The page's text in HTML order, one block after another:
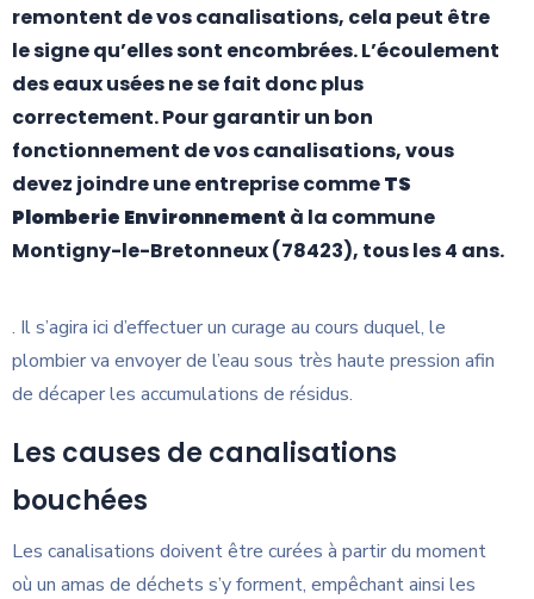
remontent de vos canalisations, cela peut être
le signe qu’elles sont encombrées. L’écoulement
des eaux usées ne se fait donc plus
correctement. Pour garantir un bon
fonctionnement de vos canalisations, vous
devez joindre une entreprise commeTS
Plomberie Environnement à la commune
Montigny-le-Bretonneux (78423), tous les 4 ans.
. Il s’agira ici d’effectuer un curage au cours duquel, le
plombier va envoyer de l’eau sous très haute pression afin
de décaper les accumulations de résidus.
Les causes de canalisations
bouchées
Les canalisations doivent être curées à partir du moment
où un amas de déchets s’y forment, empêchant ainsi les